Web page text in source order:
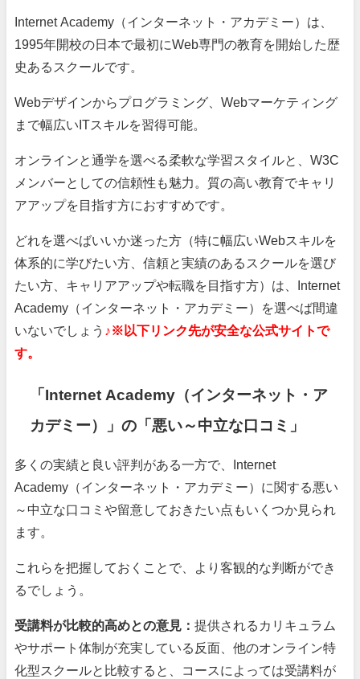
Internet Academy（インターネット・アカデミー）は、
1995年開校の日本で最初にWeb専門の教育を開始した歴
史あるスクールです。
Webデザインからプログラミング、Webマーケティング
まで幅広いITスキルを習得可能。
オンラインと通学を選べる柔軟な学習スタイルと、W3C
メンバーとしての信頼性も魅力。質の高い教育でキャリ
アアップを目指す方におすすめです。
どれを選べばいいか迷った方（特に幅広いWebスキルを
体系的に学びたい方、信頼と実績のあるスクールを選び
たい方、キャリアアップや転職を目指す方）は、Internet
Academy（インターネット・アカデミー）を選べば間違
いないでしょう ♪※以下リンク先が安全な公式サイトで
す。
「Internet Academy（インターネット・ア
カデミー）」の「悪い～中立な口コミ」
多くの実績と良い評判がある一方で、Internet
Academy（インターネット・アカデミー）に関する悪い
～中立な口コミや留意しておきたい点もいくつか見られ
ます。
これらを把握しておくことで、より客観的な判断ができ
るでしょう。
受講料が比較的高めとの意見： 提供されるカリキュラム
やサポート体制が充実している反面、他のオンライン特
化型スクールと比較すると、コースによっては受講料が